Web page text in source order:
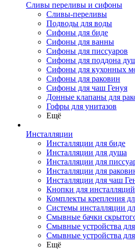
Сливы переливы и сифоны
Сливы-переливы
Подводы для воды
Сифоны для биде
Сифоны для ванны
Сифоны для писсуаров
Сифоны для поддона
Сифоны для кухонных
Сифоны для раковин
Сифоны для чаш Генуя
Донные клапаны для
Гофры для унитазов
Ещё
Инсталляции
Инсталляции для биде
Инсталляции для душа
Инсталляции для
Инсталляции для
Инсталляции для чаш
Кнопки для инсталляций
Комплекты крепления
Системы инсталляции
Смывные бачки
Смывные устройства
Смывные устройства
Ещё